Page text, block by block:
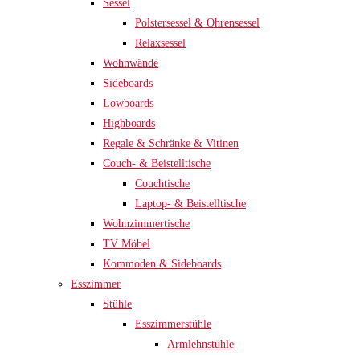
Sessel
Polstersessel & Ohrensessel
Relaxsessel
Wohnwände
Sideboards
Lowboards
Highboards
Regale & Schränke & Vitinen
Couch- & Beistelltische
Couchtische
Laptop- & Beistelltische
Wohnzimmertische
TV Möbel
Kommoden & Sideboards
Esszimmer
Stühle
Esszimmerstühle
Armlehnstühle